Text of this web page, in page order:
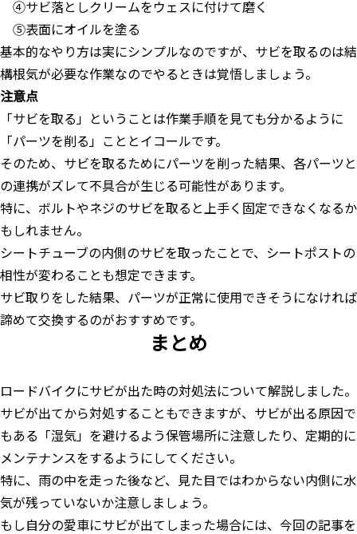
④サビ落としクリームをウェスに付けて磨く
⑤表面にオイルを塗る
基本的なやり方は実にシンプルなのですが、サビを取るのは結
構根気が必要な作業なのでやるときは覚悟しましょう。
注意点
「サビを取る」ということは作業手順を見ても分かるように
「パーツを削る」こととイコールです。
そのため、サビを取るためにパーツを削った結果、各パーツと
の連携がズレて不具合が生じる可能性があります。
特に、ボルトやネジのサビを取ると上手く固定できなくなるか
もしれません。
シートチューブの内側のサビを取ったことで、シートポストの
相性が変わることも想定できます。
サビ取りをした結果、パーツが正常に使用できそうになければ
諦めて交換するのがおすすめです。
まとめ
ロードバイクにサビが出た時の対処法について解説しました。
サビが出てから対処することもできますが、サビが出る原因で
もある「湿気」を避けるよう保管場所に注意したり、定期的に
メンテナンスをするようにしてください。
特に、雨の中を走った後など、見た目ではわからない内側に水
気が残っていないか注意しましょう。
もし自分の愛車にサビが出てしまった場合には、今回の記事を